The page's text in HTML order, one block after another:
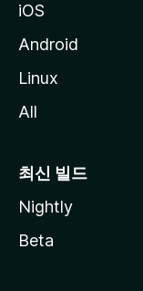
iOS
Android
Linux
All
최신 빌드
Nightly
Beta